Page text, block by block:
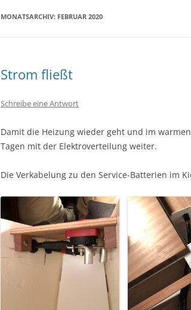
MONATSARCHIV: FEBRUAR 2020
Strom fließt
Schreibe eine Antwort
Damit die Heizung wieder geht und im
Tagen mit der Elektroverteilung weiter.
Die Verkabelung zu den Service-Batterien im